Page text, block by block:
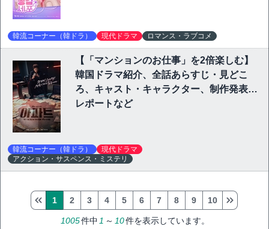
韓流コーナー（韓ドラ） 現代ドラマ ロマンス・ラブコメ
【「マンションのお仕事」を2倍楽しむ】
韓国ドラマ紹介、全話あらすじ・見どこ
ろ、キャスト・キャラクター、制作発表会
レポートなど
韓流コーナー（韓ドラ）
現代ドラマ
アクション・サスペンス・ミステリ
1005件中 1 ～ 10件を表示しています。
1 2 3 4 5 6 7 8 9 10